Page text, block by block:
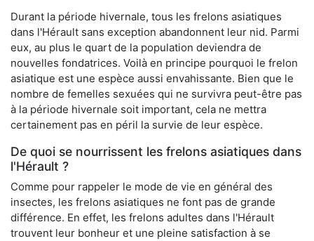
Durant la période hivernale, tous les frelons asiatiques
dans l'Hérault sans exception abandonnent leur nid. Parmi
eux, au plus le quart de la population deviendra de
nouvelles fondatrices. Voilà en principe pourquoi le frelon
asiatique est une espèce aussi envahissante. Bien que le
nombre de femelles sexuées qui ne survivra peut-être pas
à la période hivernale soit important, cela ne mettra
certainement pas en péril la survie de leur espèce.
De quoi se nourrissent les frelons asiatiques dans
l'Hérault ?
Comme pour rappeler le mode de vie en général des
insectes, les frelons asiatiques ne font pas de grande
différence. En effet, les frelons adultes dans l'Hérault
trouvent leur bonheur et une pleine satisfaction à se